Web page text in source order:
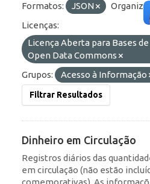
Formatos:
JSON
Licenças:
Licença Aberta para Bases
Open Data Commons
Grupos:
Acesso à Informação
Filtrar Resultados
Dinheiro em Circulação
Registros diários das
em circulação (não estão